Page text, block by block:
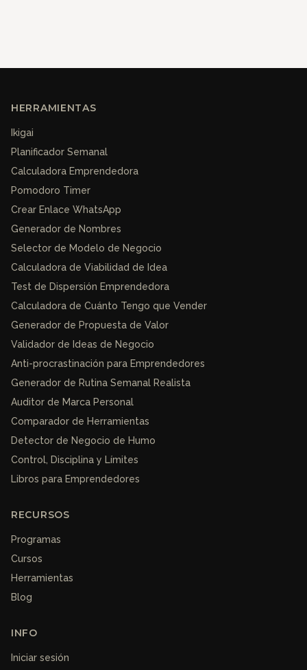
HERRAMIENTAS
Ikigai
Planificador Semanal
Calculadora Emprendedora
Pomodoro Timer
Crear Enlace WhatsApp
Generador de Nombres
Selector de Modelo de Negocio
Calculadora de Viabilidad de Idea
Test de Dispersión Emprendedora
Calculadora de Cuánto Tengo que Vender
Generador de Propuesta de Valor
Validador de Ideas de Negocio
Anti-procrastinación para Emprendedores
Generador de Rutina Semanal Realista
Auditor de Marca Personal
Comparador de Herramientas
Detector de Negocio de Humo
Control, Disciplina y Límites
Libros para Emprendedores
RECURSOS
Programas
Cursos
Herramientas
Blog
INFO
Iniciar sesión